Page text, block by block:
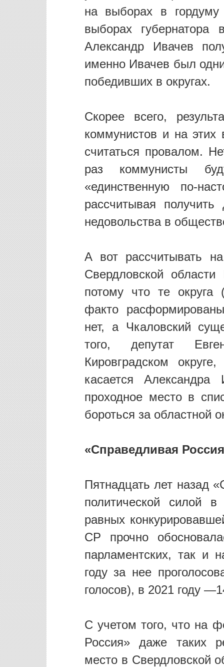
на выборах в
выборах
Александр Ивачев
именно Ивачев был
победивших в округах.
Скорее всего,
коммунистов и на этих
считаться провалом.
раз коммунисты
«единственную по-
рассчитывая
недовольства в
А вот рассчитывать
Свердловской
потому что те округа
факто
нет, а Чкаловский
того, депутат
Кировградском
касается
проходное место в
бороться за областной
«Справедливая
Пятнадцать лет назад
политической силой
равных
СР прочно
парламентских, так и
году за нее
голосов), в 2021 году
С учетом того, что на
Россия» даже таких
место в Свердловской